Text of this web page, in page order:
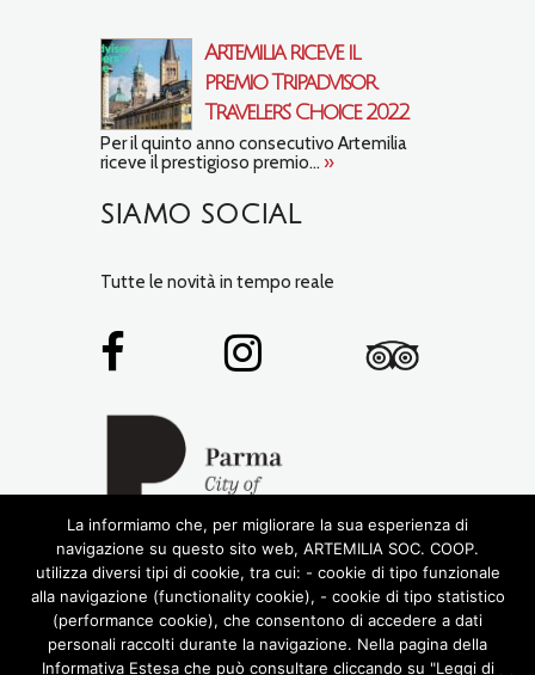
Artemilia riceve il
premio Tripadvisor
Travelers’ Choice 2022
Per il quinto anno consecutivo Artemilia
riceve il prestigioso premio... »
SIAMO SOCIAL
Tutte le novità in tempo reale
La informiamo che, per migliorare la sua esperienza di
navigazione su questo sito web, ARTEMILIA SOC. COOP.
utilizza diversi tipi di cookie, tra cui: - cookie di tipo funzionale
alla navigazione (functionality cookie), - cookie di tipo statistico
(performance cookie), che consentono di accedere a dati
personali raccolti durante la navigazione. Nella pagina della
Informativa Estesa che può consultare cliccando su "Leggi di